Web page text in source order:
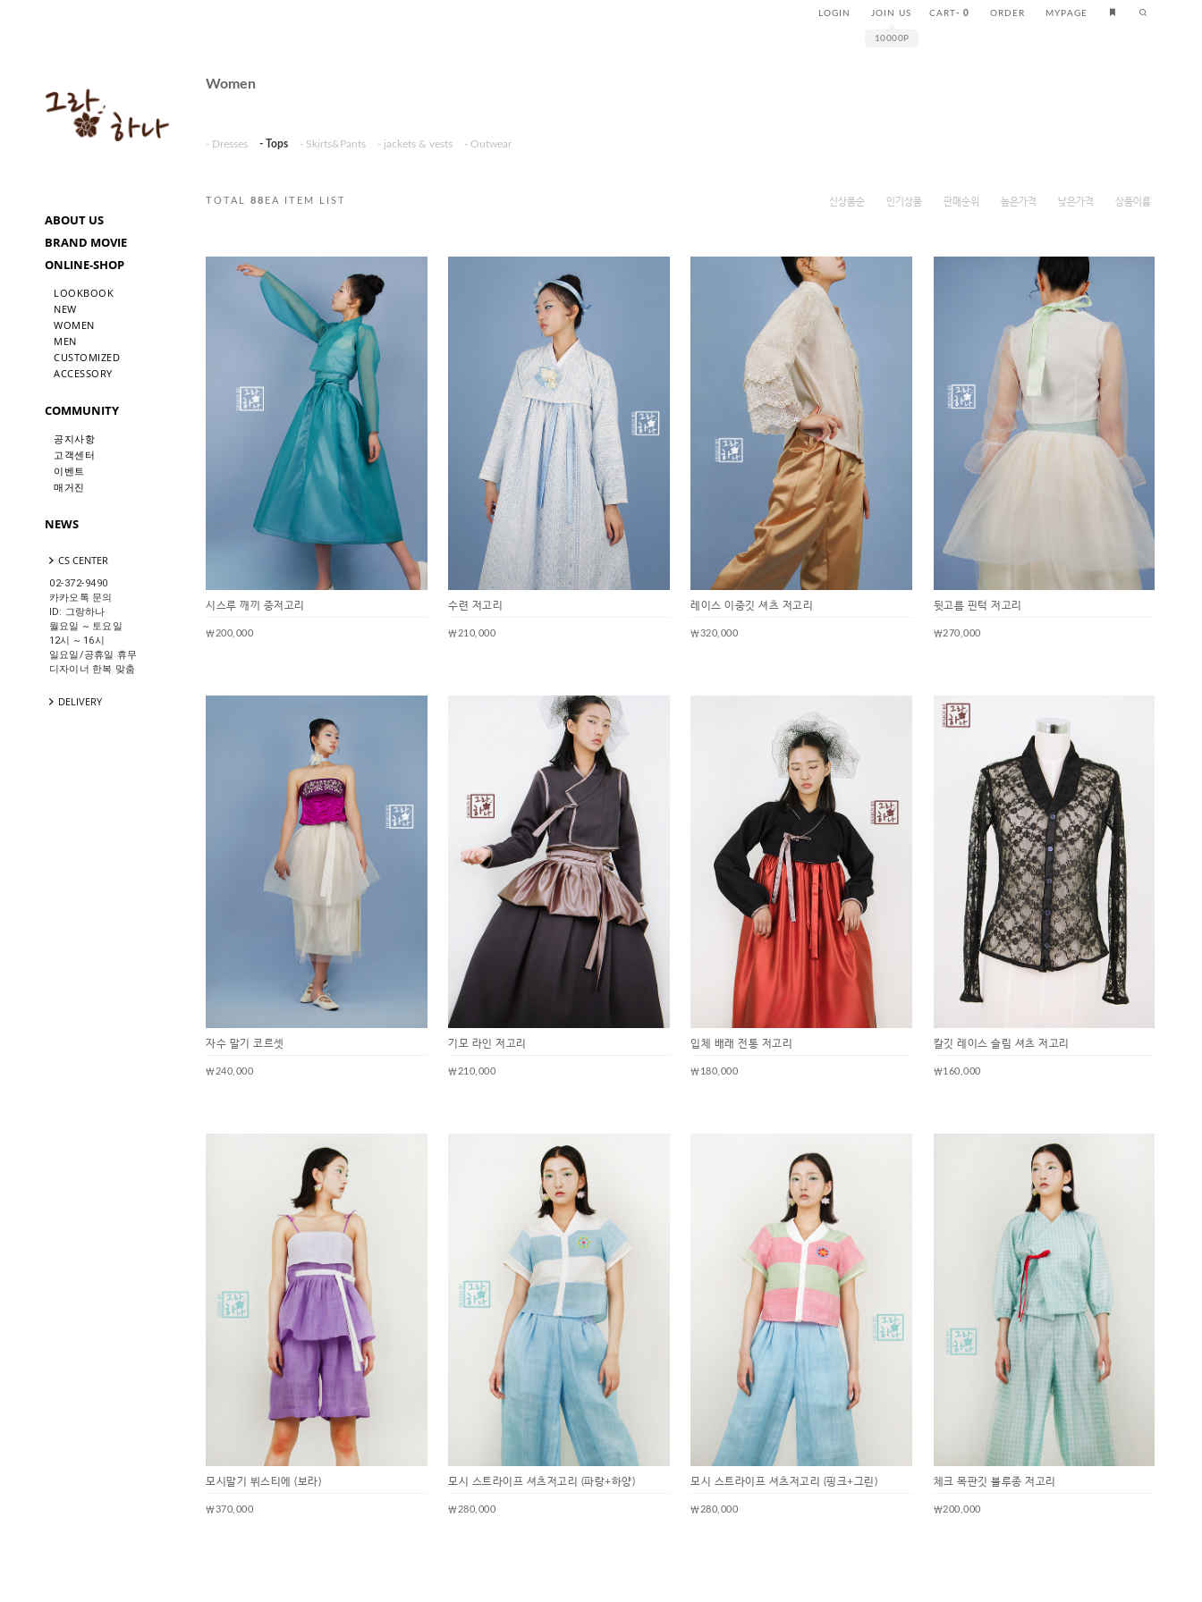
LOGIN JOIN US
10000P
CART- 0 ORDER MYPAGE
ABOUT US
BRAND MOVIE
ONLINE-SHOP
LOOKBOOK
NEW
WOMEN
MEN
CUSTOMIZED
ACCESSORY
COMMUNITY
공지사항
고객센터
이벤트
매거진
NEWS
CS CENTER
02-372-9490
카카오톡 문의
ID: 그랑하나
월요일 ~ 토요일
12시 ~ 16시
일요일/공휴일 휴무
디자이너 한복 맞춤
DELIVERY
Women
- Dresses - Tops - Skirts&Pants - jackets & vests - Outwear
TOTAL 88 EA ITEM LIST 신상품순 인기상품 판매순위 높은가격 낮은가격 상품이름
시스루 깨끼 중저고리
￦200,000
수련 저고리
￦210,000
레이스 이중깃 셔츠 저고리
￦320,000
뒷고름 핀턱 저고리
￦270,000
자수 말기 코르셋
￦240,000
기모 라인 저고리
￦210,000
입체 배래 전통 저고리
￦180,000
칼깃 레이스 슬림 셔츠 저고리
￦160,000
모시말기 뷔스티에 (보라)
￦370,000
모시 스트라이프 셔츠저고리 (파랑+하양)
￦280,000
모시 스트라이프 셔츠저고리 (핑크+그린)
￦280,000
체크 목판깃 블루종 저고리
￦200,000